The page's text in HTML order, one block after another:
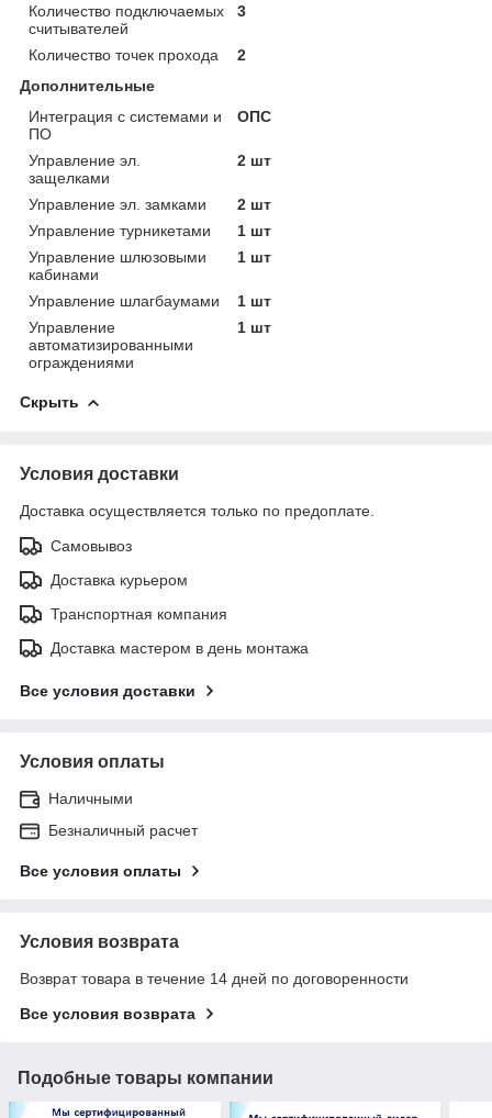
Количество подключаемых
считывателей
3
Количество точек прохода
2
Дополнительные
Интеграция с системами и
ПО
ОПС
Управление эл.
защелками
2 шт
Управление эл. замками
2 шт
Управление турникетами
1 шт
Управление шлюзовыми
кабинами
1 шт
Управление шлагбаумами
1 шт
Управление
автоматизированными
ограждениями
1 шт
Скрыть
Условия доставки
Доставка осуществляется только по предоплате.
Самовывоз
Доставка курьером
Транспортная компания
Доставка мастером в день монтажа
Все условия доставки
Условия оплаты
Наличными
Безналичный расчет
Все условия оплаты
Условия возврата
Возврат товара в течение 14 дней по договоренности
Все условия возврата
Подобные товары компании